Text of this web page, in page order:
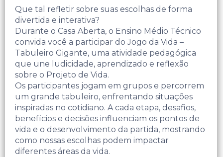
Que tal refletir sobre suas escolhas de forma
divertida e interativa?
Durante o Casa Aberta, o Ensino Médio Técnico
convida você a participar do Jogo da Vida –
Tabuleiro Gigante, uma atividade pedagógica
que une ludicidade, aprendizado e reflexão
sobre o Projeto de Vida.
Os participantes jogam em grupos e percorrem
um grande tabuleiro, enfrentando situações
inspiradas no cotidiano. A cada etapa, desafios,
benefícios e decisões influenciam os pontos de
vida e o desenvolvimento da partida, mostrando
como nossas escolhas podem impactar
diferentes áreas da vida.